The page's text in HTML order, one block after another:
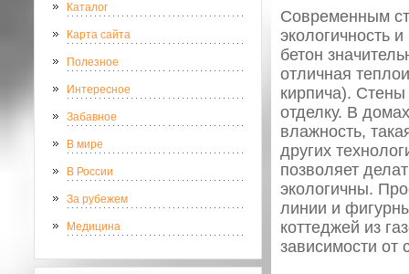
Каталог
Карта сайта
Полезное
Интересное
Забавное
В мире
В России
За рубежем
Медицина
Современным
экологичность
бетон
отличная
кирпича). Стены
отделку. В
влажность,
других
позволяет
экологичны.
линии и
коттеджей из
зависимости от